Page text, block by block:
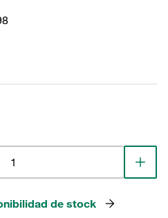
de stock